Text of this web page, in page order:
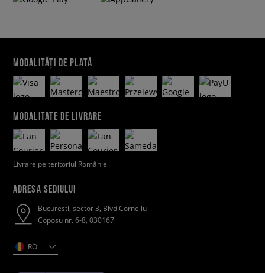
MODALITĂȚI DE PLATĂ
MODALITATE DE LIVRARE
Livrare pe teritoriul României
ADRESA SEDIULUI
Bucuresti, sector 3, Blvd Corneliu
Coposu nr. 6-8, 030167
RO